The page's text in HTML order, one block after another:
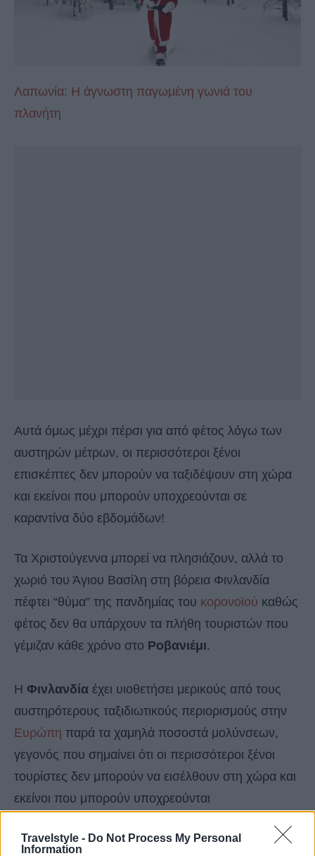
Travelstyle - Do Not Process My Personal
Information
Λαπωνία: Η άγνωστη παγωμένη γωνιά του
πλανήτη
Αυτά όμως μέχρι πέρσι για από φέτος λόγω των
αυστηρών μέτρων, οι περισσότεροι ξένοι
επισκέπτες δεν μπορούν να ταξιδέψουν στη χώρα
και εκείνοι που μπορούν υποχρεούνται σε
καραντίνα δύο εβδομάδων!
Τα Χριστούγεννα μπορεί να πλησιάζουν, αλλά το
χωριό του Άγιου Βασίλη στη βόρεια Φινλανδία
πέφτει “θύμα” της πανδημίας του κορονοϊού καθώς
φέτος δεν θα υπάρχουν τα πλήθη τουριστών που
γέμιζαν κάθε χρόνο στο Ροβανιέμι.
Η Φινλανδία έχει υιοθετήσει μερικούς από τους
αυστηρότερους ταξιδιωτικούς περιορισμούς στην
Ευρώπη παρά τα χαμηλά ποσοστά μολύνσεων,
γεγονός που σημαίνει ότι οι περισσότεροι ξένοι
τουρίστες δεν μπορούν να εισέλθουν στη χώρα και
εκείνοι που μπορούν υποχρεούνται